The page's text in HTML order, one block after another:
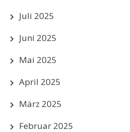
Juli 2025
Juni 2025
Mai 2025
April 2025
März 2025
Februar 2025